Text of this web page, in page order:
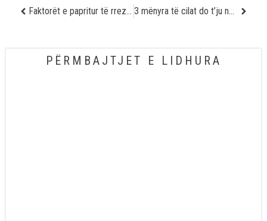
Faktorët e papritur të rrezikut të goditjes në zemër 3 mënyra të cilat do t’ju ndihmojnë për zbulimin e hershëm të kancerit
PËRMBAJTJET E LIDHURA